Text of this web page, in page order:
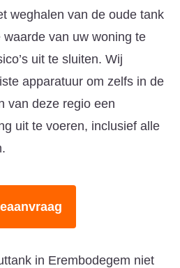
weghalen van de oude tank
van uw woning te
uit te sluiten. Wij
apparatuur om zelfs in de
van deze regio een
uit te voeren, inclusief alle
in Erembodegem niet